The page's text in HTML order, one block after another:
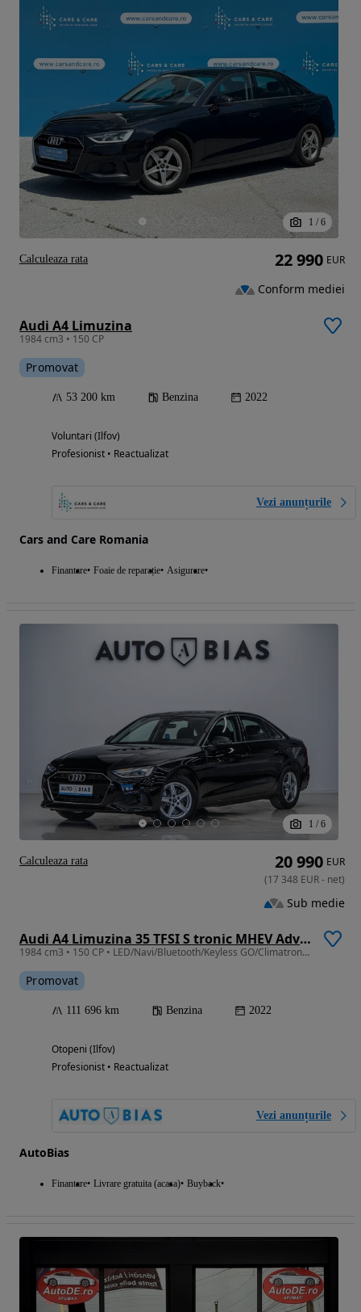
1 / 6
Audi A4 Limuzina
1984 cm3 • 150 CP
Promovat
53 200 km Benzina 2022
Voluntari (Ilfov)
Profesionist • Reactualizat
Vezi anunțurile
Cars and Care Romania
Finantare Foaie de reparație Asigurare
22 990 EUR
Conform mediei
Calculeaza rata
1 / 6
Audi A4 Limuzina 35 TFSI S tronic MHEV Advanced
1984 cm3 • 150 CP • LED/Navi/Bluetooth/Keyless GO/Climatronic/Leasing-rate FARA AVANS
Promovat
111 696 km Benzina 2022
Otopeni (Ilfov)
Profesionist • Reactualizat
Vezi anunțurile
AutoBias
Finantare Livrare gratuita (acasa) Buyback
20 990 EUR
(17 348 EUR- net)
Sub medie
Calculeaza rata